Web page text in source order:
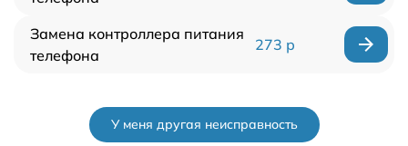
Замена контроллера питания
телефона
273 р
У меня другая неисправность